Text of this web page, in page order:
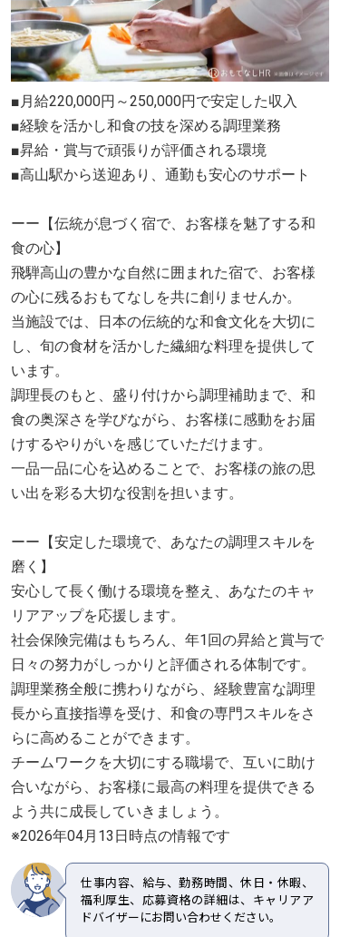
■月給220,000円～250,000円で安定した収入
■経験を活かし和食の技を深める調理業務
■昇給・賞与で頑張りが評価される環境
■高山駅から送迎あり、通勤も安心のサポート
ーー【伝統が息づく宿で、お客様を魅了する和
食の心】
飛騨高山の豊かな自然に囲まれた宿で、お客様
の心に残るおもてなしを共に創りませんか。
当施設では、日本の伝統的な和食文化を大切に
し、旬の食材を活かした繊細な料理を提供して
います。
調理長のもと、盛り付けから調理補助まで、和
食の奥深さを学びながら、お客様に感動をお届
けするやりがいを感じていただけます。
一品一品に心を込めることで、お客様の旅の思
い出を彩る大切な役割を担います。
ーー【安定した環境で、あなたの調理スキルを
磨く】
安心して長く働ける環境を整え、あなたのキャ
リアアップを応援します。
社会保険完備はもちろん、年1回の昇給と賞与で
日々の努力がしっかりと評価される体制です。
調理業務全般に携わりながら、経験豊富な調理
長から直接指導を受け、和食の専門スキルをさ
らに高めることができます。
チームワークを大切にする職場で、互いに助け
合いながら、お客様に最高の料理を提供できる
よう共に成長していきましょう。
※2026年04月13日時点の情報です
仕事内容、給与、勤務時間、休日・休暇、
福利厚生、応募資格の詳細は、キャリアア
ドバイザーにお問い合わせください。